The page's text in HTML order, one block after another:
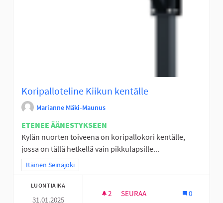
Koripalloteline Kiikun kentälle
Marianne Mäki-Maunus
ETENEE ÄÄNESTYKSEEN
Kylän nuorten toiveena on koripallokori kentälle,
jossa on tällä hetkellä vain pikkulapsille...
Rajaa tulokset teeman mukaan: Itäinen Seinäjoki
Itäinen Seinäjoki
LUONTIAIKA
31.01.2025
2 2 SEURAAJAA
SEURAA 0